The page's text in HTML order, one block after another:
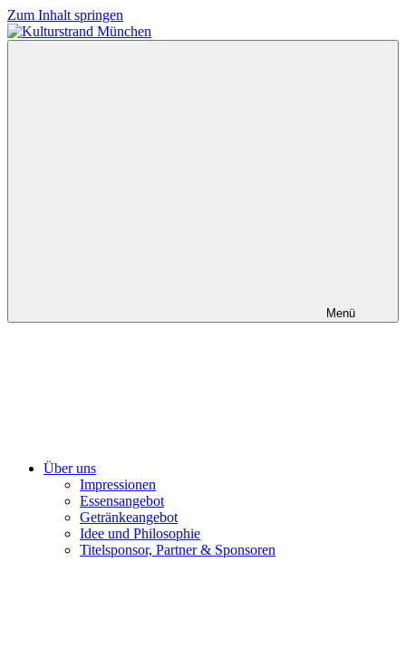
Zum Inhalt springen
Menü
Über uns
Impressionen
Essensangebot
Getränkeangebot
Idee und Philosophie
Titelsponsor, Partner & Sponsoren